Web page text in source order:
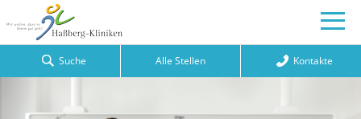
Suche Alle Stellen Kontakte